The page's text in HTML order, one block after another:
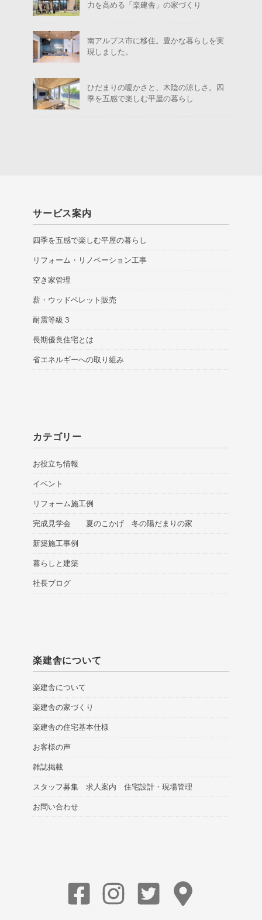
力を高める「楽建舎」の家づくり
南アルプス市に移住。豊かな暮らしを実
現しました。
ひだまりの暖かさと、木陰の涼しさ。四
季を五感で楽しむ平屋の暮らし
サービス案内
四季を五感で楽しむ平屋の暮らし
リフォーム・リノベーション工事
空き家管理
薪・ウッドペレット販売
耐震等級３
長期優良住宅とは
省エネルギーへの取り組み
カテゴリー
お役立ち情報
イベント
リフォーム施工例
完成見学会 夏のこかげ 冬の陽だまりの家
新築施工事例
暮らしと建築
社長ブログ
楽建舎について
楽建舎について
楽建舎の家づくり
楽建舎の住宅基本仕様
お客様の声
雑誌掲載
スタッフ募集 求人案内 住宅設計・現場管理
お問い合わせ